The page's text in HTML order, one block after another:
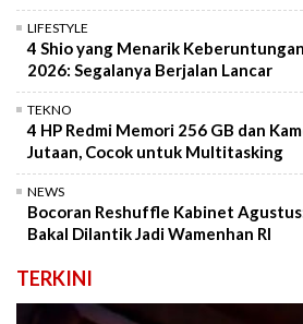
LIFESTYLE
4 Shio yang Menarik
2026: Segalanya Berjalan Lancar
TEKNO
4 HP Redmi Memori 256 GB dan
Jutaan, Cocok untuk Multitasking
NEWS
Bocoran Reshuffle Kabinet
Bakal Dilantik Jadi Wamenhan RI
TERKINI